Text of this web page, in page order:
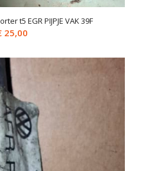
t5 EGR PIJPJE VAK 39F
25,00